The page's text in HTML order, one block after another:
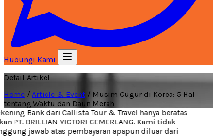
Hubungi Kami
Detail Artikel
Home / Article & Event / Musim Gugur di Korea: 5 Hal
tentang Waktu dan Daun Merah
Bank dari Callista Tour & Travel hanya beratas
PT. BRILLIAN VICTORI CEMERLANG. Kami tidak
jawab atas pembayaran apapun diluar dari